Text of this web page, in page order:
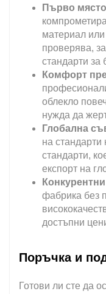
Първо
материал
проверява,
стандарти за
Комфорт
облекло
нужда да
Глобална
на
стандарти,
експорт на
фабрика без
достъпни
Поръчка и
Готови ли сте да